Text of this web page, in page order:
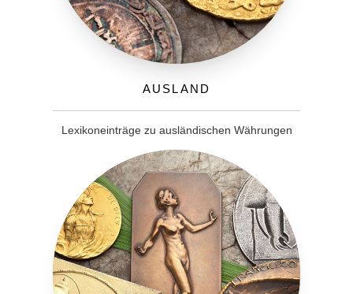
Ausland
Lexikoneinträge zu ausländischen Währungen